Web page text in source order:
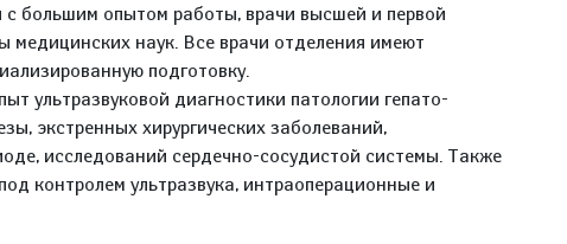
большим опытом работы, врачи высшей и первой
медицинских наук. Все врачи отделения имеют
подготовку.
ультразвуковой диагностики патологии гепато-
экстренных хирургических заболеваний,
исследований сердечно-сосудистой системы. Также
контролем ультразвука, интраоперационные и